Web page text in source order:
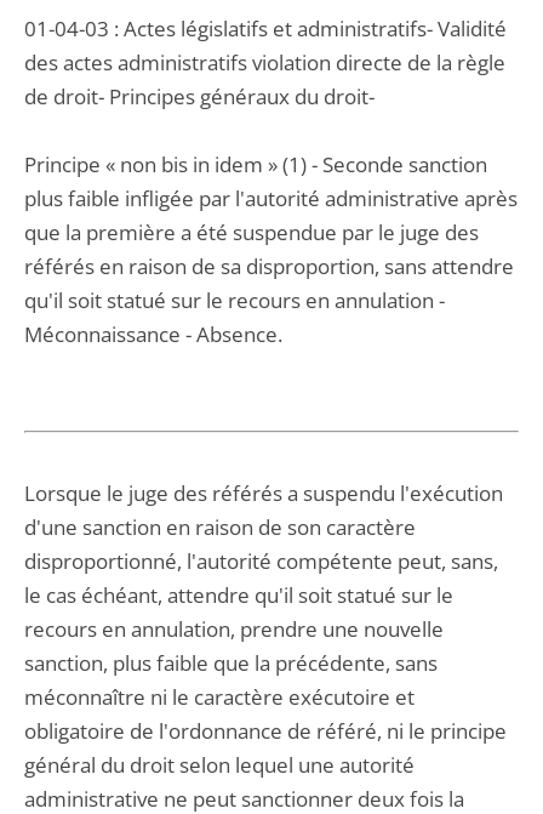
01-04-03 : Actes législatifs et administratifs- Validité
des actes administratifs violation directe de la règle
de droit- Principes généraux du droit-
Principe « non bis in idem » (1) - Seconde sanction
plus faible infligée par l'autorité administrative après
que la première a été suspendue par le juge des
référés en raison de sa disproportion, sans attendre
qu'il soit statué sur le recours en annulation -
Méconnaissance - Absence.
Lorsque le juge des référés a suspendu l'exécution
d'une sanction en raison de son caractère
disproportionné, l'autorité compétente peut, sans,
le cas échéant, attendre qu'il soit statué sur le
recours en annulation, prendre une nouvelle
sanction, plus faible que la précédente, sans
méconnaître ni le caractère exécutoire et
obligatoire de l'ordonnance de référé, ni le principe
général du droit selon lequel une autorité
administrative ne peut sanctionner deux fois la